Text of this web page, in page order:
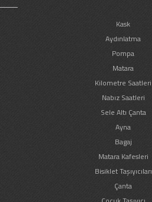
Kask
Aydınlatma
Pompa
Matara
Kilometre Saatleri
Nabız Saatleri
Sele Altı Çanta
Ayna
Bagaj
Matara Kafesleri
Bisiklet Taşıyıcıları
Çanta